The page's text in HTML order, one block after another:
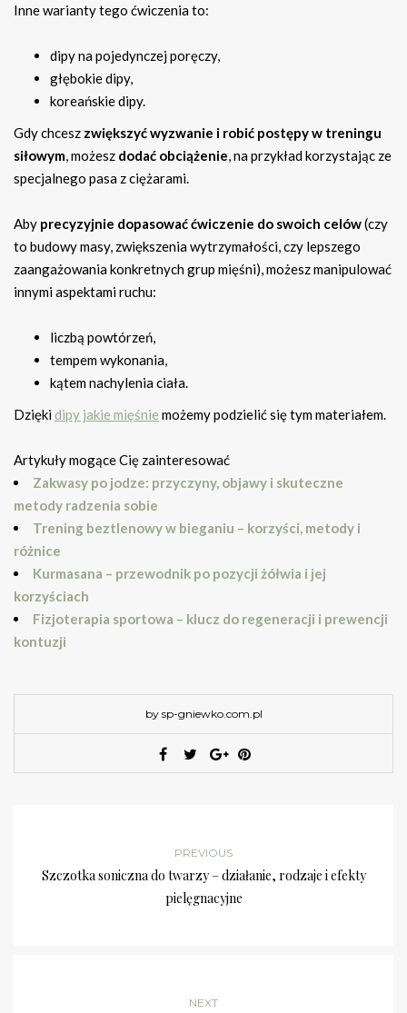
Inne warianty tego ćwiczenia to:
dipy na pojedynczej poręczy,
głębokie dipy,
koreańskie dipy.
Gdy chcesz zwiększyć wyzwanie i robić postępy w treningu
siłowym, możesz dodać obciążenie, na przykład korzystając ze
specjalnego pasa z ciężarami.
Aby precyzyjnie dopasować ćwiczenie do swoich celów(czy
to budowy masy, zwiększenia wytrzymałości, czy lepszego
zaangażowania konkretnych grup mięśni), możesz manipulować
innymi aspektami ruchu:
liczbą powtórzeń,
tempem wykonania,
kątem nachylenia ciała.
Dziękidipy jakie mięśnie możemy podzielić się tym materiałem.
Artykuły mogące Cię zainteresować
Zakwasy po jodze: przyczyny, objawy i skuteczne
metody radzenia sobie
Trening beztlenowy w bieganiu – korzyści, metody i
różnice
Kurmasana – przewodnik po pozycji żółwia i jej
korzyściach
Fizjoterapia sportowa – klucz do regeneracji i prewencji
kontuzji
by sp-gniewko.com.pl
PREVIOUS
Szczotka soniczna do twarzy – działanie, rodzaje i efekty
pielęgnacyjne
NEXT